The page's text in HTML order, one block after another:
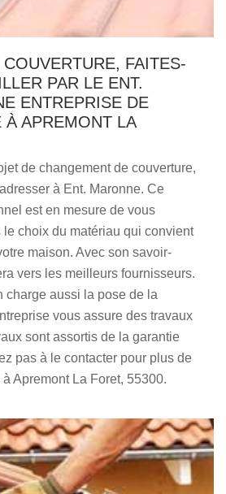
FAITES-
PAR LE ENT.
ENTREPRISE DE
À APREMONT LA
de changement de couverture,
à Ent. Maronne. Ce
est en mesure de vous
choix du matériau qui convient
maison. Avec son savoir-
vers les meilleurs fournisseurs.
charge aussi la pose de la
vous assure des travaux
sont assortis de la garantie
pas à le contacter pour plus de
Apremont La Foret, 55300.